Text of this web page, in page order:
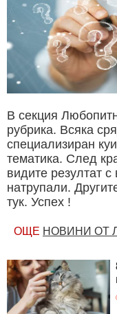
В секция
рубрика. Всяка
специализиран
тематика. След
видите резултат с
натрупали.
тук. Успех !
ОЩЕ НОВИНИ ОТ